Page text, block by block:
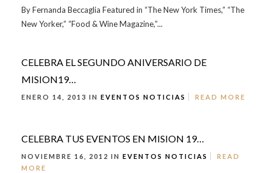
By Fernanda Beccaglia Featured in “The New York Times,” “The
New Yorker,” “Food & Wine Magazine,”...
CELEBRA EL SEGUNDO ANIVERSARIO DE
MISION19…
ENERO 14, 2013 IN EVENTOS NOTICIAS READ MORE
CELEBRA TUS EVENTOS EN MISION 19…
NOVIEMBRE 16, 2012 IN EVENTOS NOTICIAS
READ
MORE